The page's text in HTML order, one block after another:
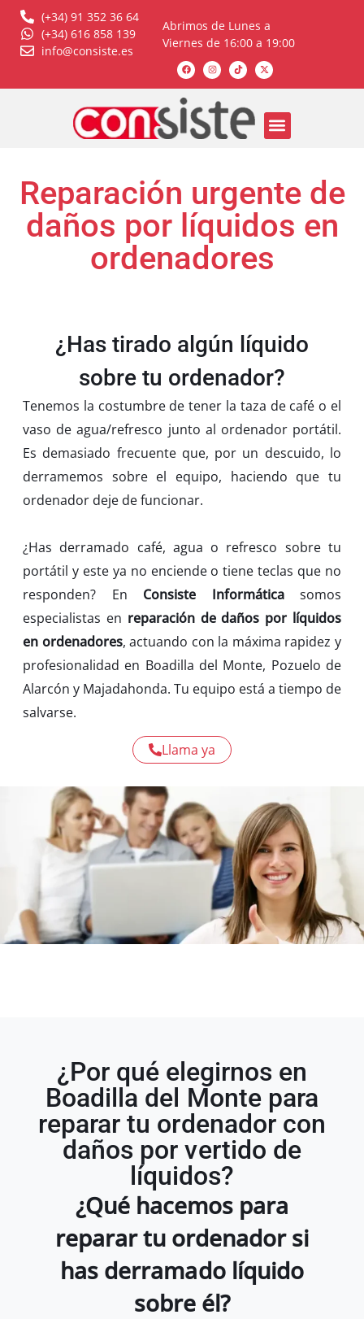
(+34) 91 352 36 64
(+34) 616 858 139
info@consiste.es
Abrimos de Lunes a
Viernes de 16:00 a 19:00
Reparación urgente de
daños por líquidos en
ordenadores
¿Has tirado algún líquido
sobre tu ordenador?
Tenemos la costumbre de tener la taza de café o el
vaso de agua/refresco junto al ordenador portátil.
Es demasiado frecuente que, por un descuido, lo
derramemos sobre el equipo, haciendo que tu
ordenador deje de funcionar.
¿Has derramado café, agua o refresco sobre tu
portátil y este ya no enciende o tiene teclas que no
responden? En Consiste Informáticasomos
especialistas en reparación de daños por líquidos
en ordenadores, actuando con la máxima rapidez y
profesionalidad en Boadilla del Monte, Pozuelo de
Alarcón y Majadahonda. Tu equipo está a tiempo de
salvarse.
Llama ya
¿Por qué elegirnos en
Boadilla del Monte para
reparar tu ordenador con
daños por vertido de
líquidos?
¿Qué hacemos para
reparar tu ordenador si
has derramado líquido
sobre él?